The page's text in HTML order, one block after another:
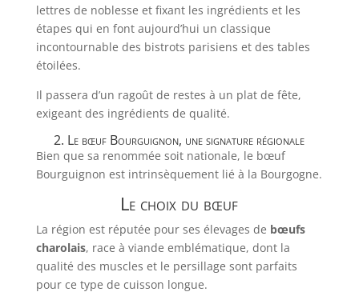
lettres de noblesse et fixant les ingrédients et les
étapes qui en font aujourd’hui un classique
incontournable des bistrots parisiens et des tables
étoilées.
Il passera d’un ragoût de restes à un plat de fête,
exigeant des ingrédients de qualité.
2. Le bœuf Bourguignon, une signature régionale
Bien que sa renommée soit nationale, le bœuf
Bourguignon est intrinsèquement lié à la Bourgogne.
Le choix du bœuf
La région est réputée pour ses élevages de bœufs
charolais, race à viande emblématique, dont la
qualité des muscles et le persillage sont parfaits
pour ce type de cuisson longue.